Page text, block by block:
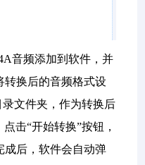
音频添加到软件，并
转换后的音频格式设
录文件夹，作为转换后
击“开始转换”按钮，
成后，软件会自动弹